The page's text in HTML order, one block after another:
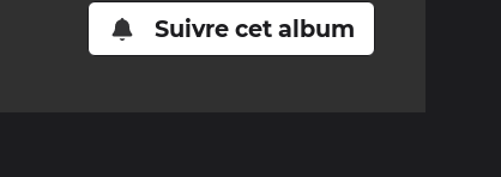
Suivre cet album